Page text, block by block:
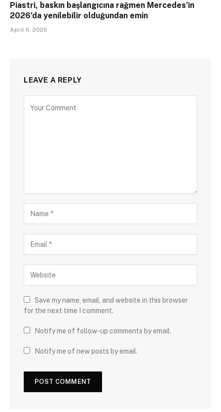
Piastri, baskın başlangıcına rağmen Mercedes’in
2026’da yenilebilir olduğundan emin
April 6, 2026
LEAVE A REPLY
Save my name, email, and website in this browser
for the next time I comment.
Notify me of follow-up comments by email.
Notify me of new posts by email.